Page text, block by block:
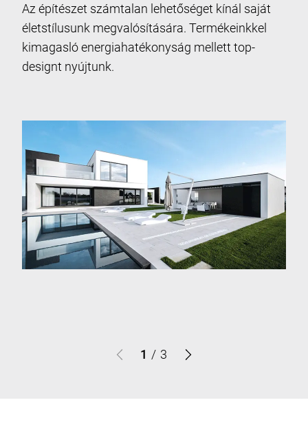
Az építészet számtalan lehetőséget kínál saját
életstílusunk megvalósítására. Termékeinkkel
kimagasló energiahatékonyság mellett top-
designt nyújtunk.
1 / 3